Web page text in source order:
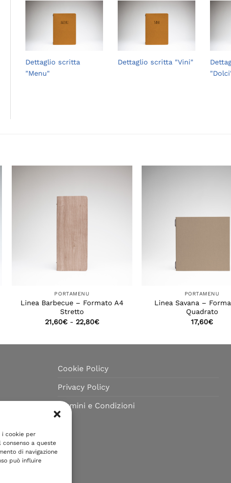
i cookie per
a queste
di navigazione
può influire
Dettaglio scritta
"Menu"
Dettaglio scritta "Vini"
PORTAMENU
Linea Barbecue – Formato A4
Stretto
21,60€ - 22,80€Fascia
PORTAMENU
Linea Savana –
Quadrato
17,60€
Cookie Policy
Privacy Policy
Termini e Condizioni